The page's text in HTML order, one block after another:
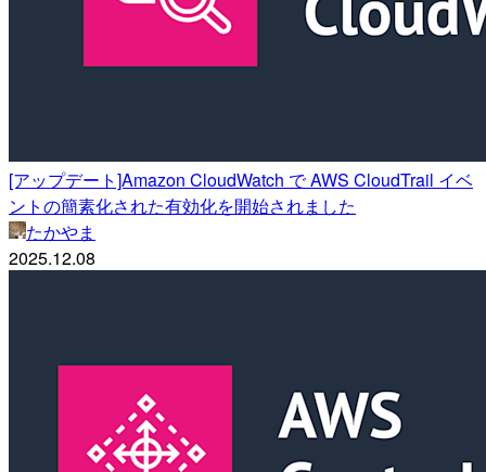
[アップデート]Amazon CloudWatch で AWS CloudTrail イベ
ントの簡素化された有効化を開始されました
たかやま
2025.12.08